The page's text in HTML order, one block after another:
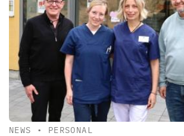
NEWS • PERSONAL